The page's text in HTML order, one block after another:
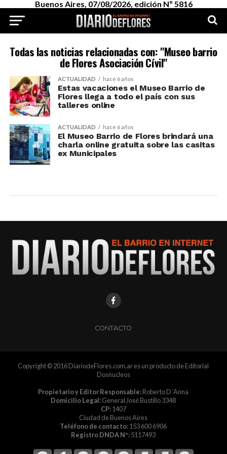
Buenos Aires, 07/08/2026, edición Nº 5816
Todas las noticias relacionadas con: "Museo barrio
de Flores Asociación Cívil"
ACTUALIDAD hace 6 años
Estas vacaciones el Museo Barrio de
Flores llega a todo el país con sus
talleres online
ACTUALIDAD hace 6 años
El Museo Barrio de Flores brindará una
charla online gratuita sobre las casitas
ex Municipales
CONTACTO
Copyright © 2016 DiariodeFlores.com.ar es un producto de Editorial
Dosnucleos
Propietario y Editor Responsable:Roberto D´Anna
Domicilio Legal:General José Bustillo 3348
CP:1407
Ciudad de Buenos Aires
Teléfono de contacto:153 600 6906
Registro DNDA Nº:5117493